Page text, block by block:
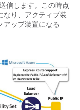
信します。この時点
なり、アクティブ装
アップ装置になる